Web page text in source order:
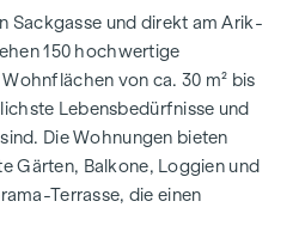
Sackgasse und direkt am Arik-
150 hochwertige
von ca. 30 m² bis
Lebensbedürfnisse und
Die Wohnungen bieten
Gärten, Balkone, Loggien und
Terrasse, die einen